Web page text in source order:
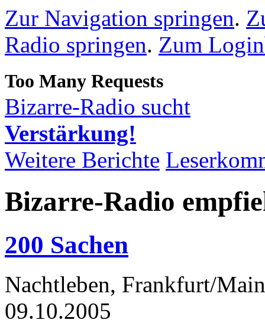
Zur Navigation springen.
Radio springen. Zum
Bizarre-Radio sucht
Verstärkung!
Weitere Berichte
Bizarre-Radio
200 Sachen
Nachtleben, Frankfurt/Main
09.10.2005